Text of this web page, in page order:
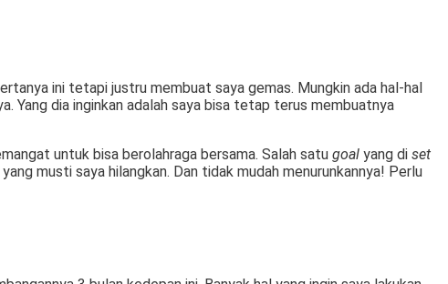
ini tetapi justru membuat saya gemas. Mungkin ada hal-hal
Yang dia inginkan adalah saya bisa tetap terus membuatnya
untuk bisa berolahraga bersama. Salah satu goal yang di set
musti saya hilangkan. Dan tidak mudah menurunkannya! Perlu